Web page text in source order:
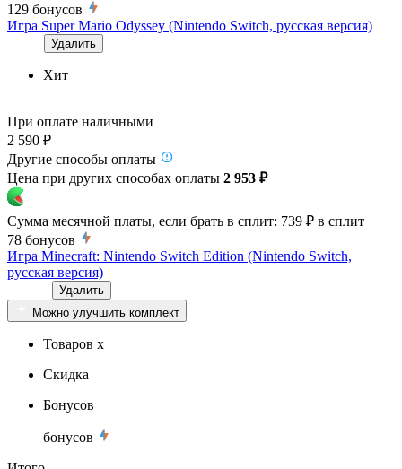
129 бонусов
Игра Super Mario Odyssey (Nintendo Switch, русская версия)
Удалить
Хит
При оплате наличными
2 590 ₽
Другие способы оплаты
Цена при других способах оплаты 2 953 ₽
Сумма месячной платы, если брать в сплит: 739 ₽ в сплит
78 бонусов
Игра Minecraft: Nintendo Switch Edition (Nintendo Switch,
русская версия)
Удалить
Можно улучшить комплект
Товаров x
Скидка
Бонусов
бонусов